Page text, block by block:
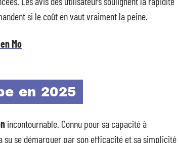
si le coût en vaut vraiment la peine.
Mo
en 2025
incontournable. Connu pour sa capacité à
su se démarquer par son efficacité et sa simplicité